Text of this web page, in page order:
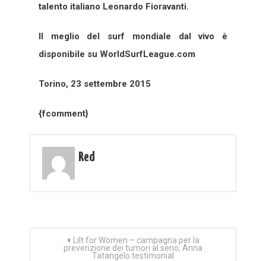
talento italiano Leonardo Fioravanti.
Il meglio del surf mondiale dal vivo è
disponibile su WorldSurfLeague.com
Torino, 23 settembre 2015
{fcomment}
Red
NavigazioneLilt for Women – campagna per la
prevenzione dei tumori al seno, Anna
Tatangelo testimonial